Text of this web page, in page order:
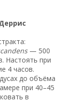
— 500
Настоять при
4 часов.
до объёма
при 40–45
в